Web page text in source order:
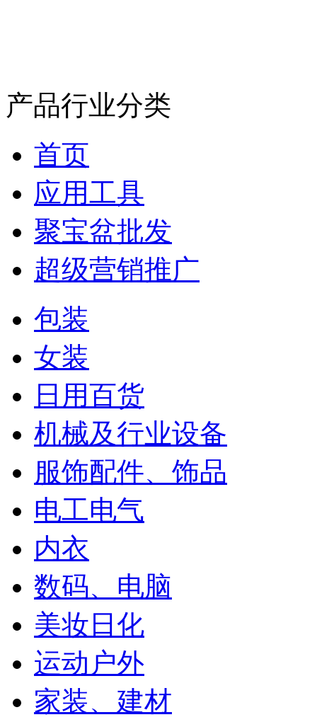
产品行业分类
首页
应用工具
聚宝盆批发
超级营销推广
包装
女装
日用百货
机械及行业设备
服饰配件、饰品
电工电气
内衣
数码、电脑
美妆日化
运动户外
家装、建材